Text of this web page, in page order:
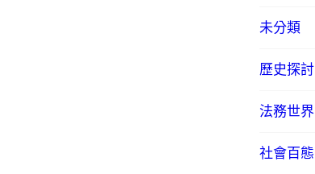
未分類
歷史探討
法務世界
社會百態